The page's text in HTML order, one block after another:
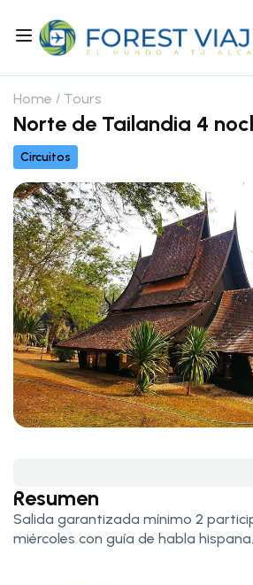
Home Tours
Norte de Tailandia 4
Circuitos
Resumen
Salida garantizada mínimo 2
miércoles con guía de habla hispana.